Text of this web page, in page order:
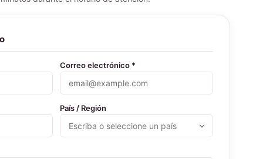
Correo electrónico *
País / Región